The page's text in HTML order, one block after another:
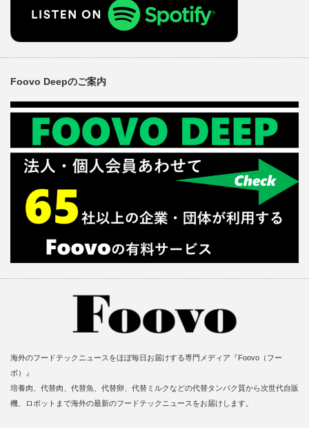
Foovo Deepのご案内
海外のフードテックニュースをほぼ毎日お届けする専門メディア『Foovo（フー
ボ）』
培養肉、代替肉、代替魚、代替卵、代替ミルクなどの代替タンパク質から次世代自販
機、ロボットまで海外の最新のフードテックニュースをお届けします。